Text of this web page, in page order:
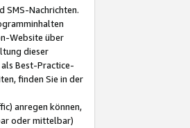
SMS-Nachrichten.
Website über
dieser
Best-Practice-
finden Sie in der
anregen können,
oder mittelbar)